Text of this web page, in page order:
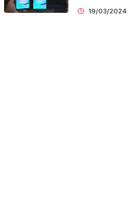
19/03/2024